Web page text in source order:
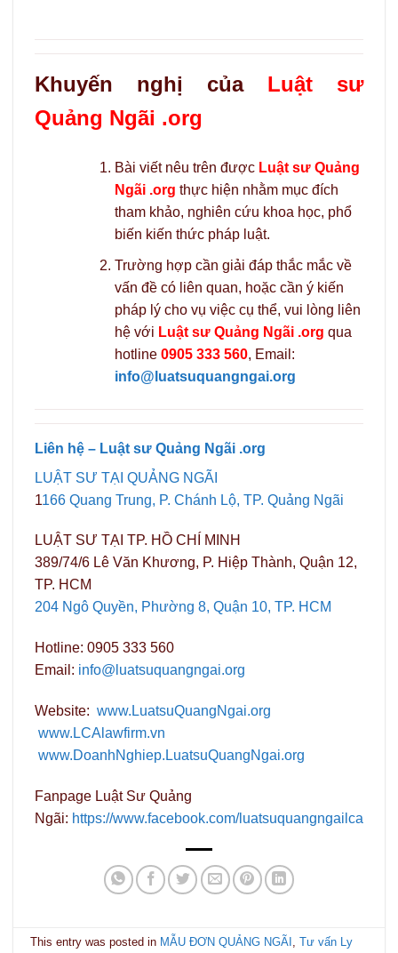
Khuyến nghị của Luật sư
Quảng Ngãi .org
Bài viết nêu trên được Luật sư Quảng
Ngãi .org thực hiện nhằm mục đích
tham khảo, nghiên cứu khoa học, phổ
biến kiến thức pháp luật.
Trường hợp cần giải đáp thắc mắc về
vấn đề có liên quan, hoặc cần ý kiến
pháp lý cho vụ việc cụ thể, vui lòng liên
hệ với Luật sư Quảng Ngãi .org qua
hotline 0905 333 560, Email:
info@luatsuquangngai.org
Liên hệ – Luật sư Quảng Ngãi .org
LUẬT SƯ TẠI QUẢNG NGÃI
1166 Quang Trung, P. Chánh Lộ, TP. Quảng Ngãi
LUẬT SƯ TẠI TP. HỒ CHÍ MINH
389/74/6 Lê Văn Khương, P. Hiệp Thành, Quận 12,
TP. HCM
204 Ngô Quyền, Phường 8, Quận 10, TP. HCM
Hotline: 0905 333 560
Email: info@luatsuquangngai.org
Website: www.LuatsuQuangNgai.org
www.LCAlawfirm.vn
www.DoanhNghiep.LuatsuQuangNgai.org
Fanpage Luật Sư Quảng
Ngãi: https://www.facebook.com/luatsuquangngailca
This entry was posted in MẪU ĐƠN QUẢNG NGÃI ,Tư vấn Ly